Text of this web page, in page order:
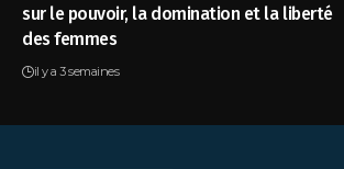
sur le pouvoir, la domination et la liberté
des femmes
il y a 3 semaines